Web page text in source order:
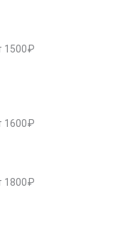
1500₽
1600₽
1800₽